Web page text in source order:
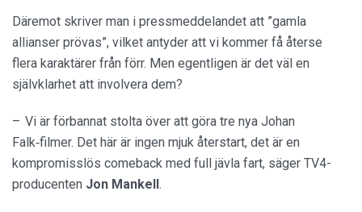
Däremot skriver man i pressmeddelandet att ”gamla
allianser prövas”, vilket antyder att vi kommer få återse
flera karaktärer från förr. Men egentligen är det väl en
självklarhet att involvera dem?
– Vi är förbannat stolta över att göra tre nya Johan
Falk‑filmer. Det här är ingen mjuk återstart, det är en
kompromisslös comeback med full jävla fart, säger TV4-
producenten Jon Mankell.